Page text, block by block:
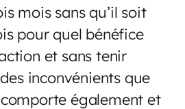
mois sans qu’il soit
pour quel bénéfice
et sans tenir
inconvénients que
également et